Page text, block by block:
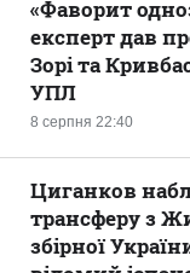
8 серпня 22:40
«Фаворит
експерт дав
Зорі та
УПЛ
Циганков
трансферу з
збірної